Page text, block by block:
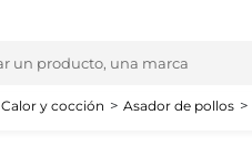
Calor y cocción Asador de pollos